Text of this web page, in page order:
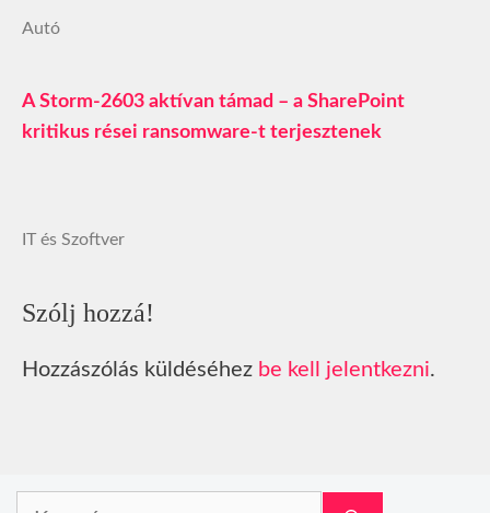
Autó
A Storm-2603 aktívan támad – a SharePoint
kritikus rései ransomware-t terjesztenek
IT és Szoftver
Szólj hozzá!
Hozzászólás küldéséhez be kell jelentkezni.